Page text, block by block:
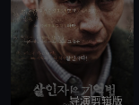
导演剪辑版